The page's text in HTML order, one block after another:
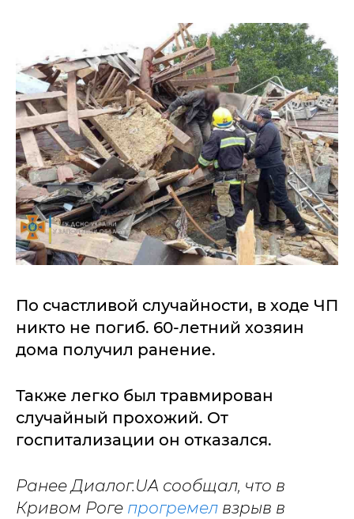
По счастливой случайности, в ходе ЧП
никто не погиб. 60-летний хозяин
дома получил ранение.
Также легко был травмирован
случайный прохожий. От
госпитализации он отказался.
Ранее Диалог.UA сообщал, что в
Кривом Роге прогремел взрыв в